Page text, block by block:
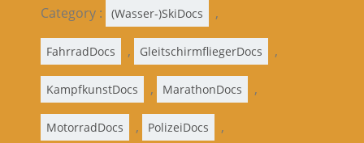
Category : (Wasser-)SkiDocs ,
FahrradDocs , GleitschirmfliegerDocs ,
KampfkunstDocs , MarathonDocs ,
MotorradDocs , PolizeiDocs ,